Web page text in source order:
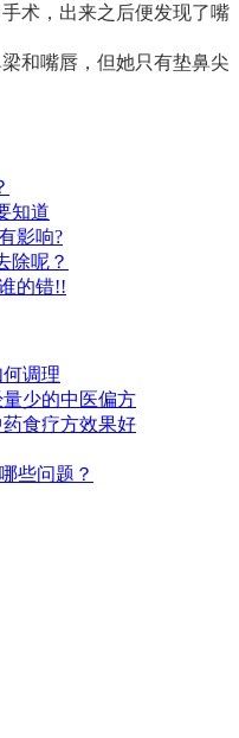
术，出来之后便发现了嘴
和嘴唇，但她只有垫鼻尖
知道
影响?
除呢？
的错!!
调理
少的中医偏方
食疗方效果好
些问题？